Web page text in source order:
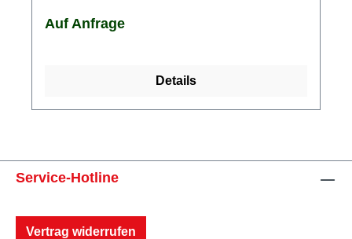
Auf Anfrage
Details
Service-Hotline
Vertrag widerrufen